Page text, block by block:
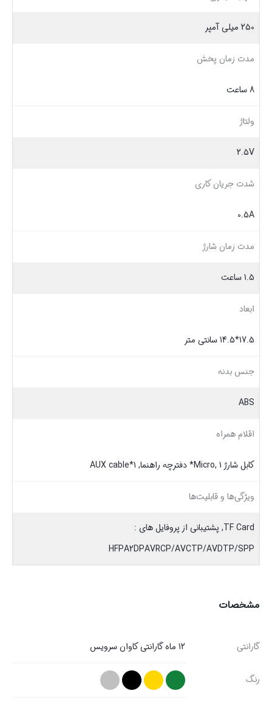
250 میلی آمپر
مدت زمان پخش
8 ساعت
ولتاژ
2.5V
شدت جریان کاری
0.5A
مدت زمان شارژ
1.5 ساعت
ابعاد
17.5*14.5 سانتی متر
جنس بدنه
ABS
اقلام همراه
کابل شارژ Micro, 1* دفترچه راهنما, AUX cable*1
ویژگی‌ها و قابلیت‌ها
TF Card, پشتیبانی از پروفایل های :
HFPA2DPAVRCP/AVCTP/AVDTP/SPP
مشخصات
گارانتی 12 ماه گارانتی کاوان سرویس
رنگ